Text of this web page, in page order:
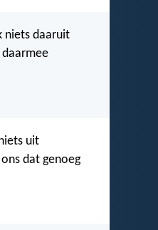
niets daaruit
uit
dat genoeg